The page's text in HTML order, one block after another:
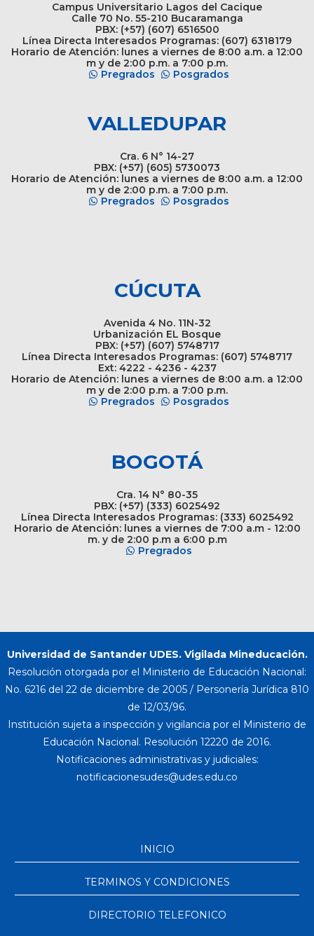
Campus Universitario Lagos del Cacique
Calle 70 No. 55-210 Bucaramanga
PBX: (+57) (607) 6516500
Línea Directa Interesados Programas: (607) 6318179
Horario de Atención: lunes a viernes de 8:00 a.m. a 12:00
m y de 2:00 p.m. a 7:00 p.m.
Pregrados
Posgrados
VALLEDUPAR
Cra. 6 N° 14-27
PBX: (+57) (605) 5730073
Horario de Atención: lunes a viernes de 8:00 a.m. a 12:00
m y de 2:00 p.m. a 7:00 p.m.
Pregrados
Posgrados
CÚCUTA
Avenida 4 No. 11N-32
Urbanización EL Bosque
PBX: (+57) (607) 5748717
Línea Directa Interesados Programas: (607) 5748717
Ext: 4222 - 4236 - 4237
Horario de Atención: lunes a viernes de 8:00 a.m. a 12:00
m y de 2:00 p.m. a 7:00 p.m.
Pregrados
Posgrados
BOGOTÁ
Cra. 14 N° 80-35
PBX: (+57) (333) 6025492
Línea Directa Interesados Programas: (333) 6025492
Horario de Atención: lunes a viernes de 7:00 a.m - 12:00
m. y de 2:00 p.m a 6:00 p.m
Pregrados
Universidad de Santander UDES. Vigilada Mineducación.
Resolución otorgada por el Ministerio de Educación Nacional:
No. 6216 del 22 de diciembre de 2005 / Personería Jurídica 810
de 12/03/96.
Institución sujeta a inspección y vigilancia por el Ministerio de
Educación Nacional. Resolución 12220 de 2016.
Notificaciones administrativas y judiciales:
INICIO
TERMINOS Y CONDICIONES
DIRECTORIO TELEFONICO